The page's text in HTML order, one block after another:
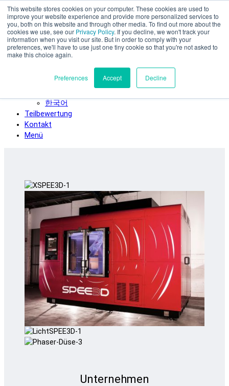
This website stores cookies on your computer. These cookies are used to
improve your website experience and provide more personalized services to
you, both on this website and through other media. To find out more about the
cookies we use, see our Privacy Policy. If you decline, we won't track your
information when you visit our site. But in order to comply with your
preferences, we'll have to use just one tiny cookie so that you're not asked to
make this choice again.
Preferences Accept Decline
Zum Hauptinhalt springen
SPEE3D
Deutsch
English
Español
Italiano
한국어
Teilbewertung
Kontakt
Menü
Unternehmen